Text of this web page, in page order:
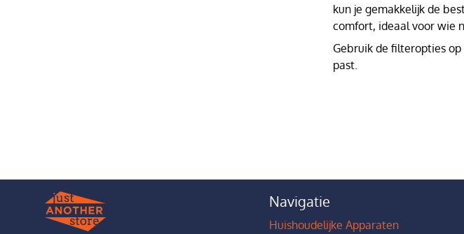
kun je gemakkelijk de
comfort, ideaal voor wie
Gebruik de filteropties
past.
Navigatie
Huishoudelijke Apparaten